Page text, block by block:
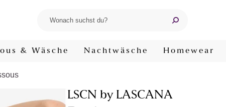
& Wäsche Nachtwäsche Homewear
LSCN by LASCANA